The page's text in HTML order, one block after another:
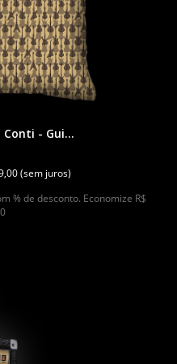
- Gui...
(sem juros)
% de desconto. Economize R$